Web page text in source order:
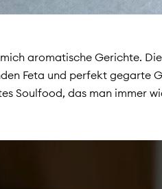
aromatische Gerichte.
Feta und perfekt gegarte
Soulfood, das man immer